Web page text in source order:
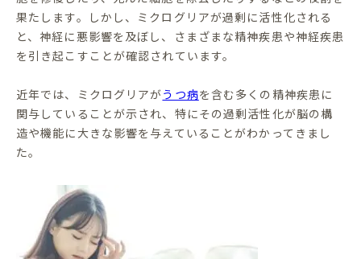
果たします。しかし、ミクログリアが過剰に活性化される
と、神経に悪影響を及ぼし、さまざまな精神疾患や神経疾患
を引き起こすことが確認されています。
近年では、ミクログリアがうつ病を含む多くの精神疾患に
関与していることが示され、特にその過剰活性化が脳の構
造や機能に大きな影響を与えていることがわかってきまし
た。